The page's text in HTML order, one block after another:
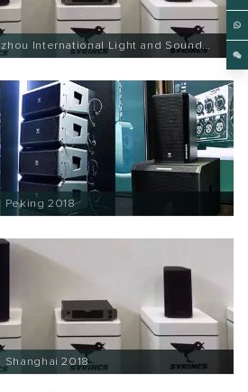
International Light and Sound
Peking 2018
Shanghai 2018